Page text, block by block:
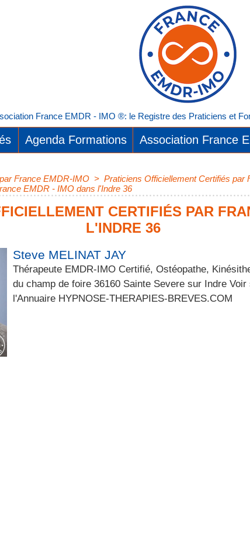
France EMDR - IMO ®: le Registre des Praticiens et
Agenda Formations Association France
France EMDR-IMO > Praticiens Officiellement Certifiés
EMDR - IMO dans l'Indre 36
CERTIFIÉS PAR
L'INDRE 36
Steve MELINAT JAY
Thérapeute EMDR-IMO Certifié, Ostéopathe,
du champ de foire 36160 Sainte Severe sur Indre
l'Annuaire HYPNOSE-THERAPIES-BREVES.COM